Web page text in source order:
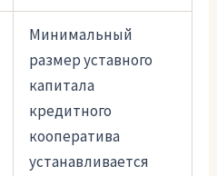
Минимальный
размер уставного
капитала
кредитного
кооператива
устанавливается